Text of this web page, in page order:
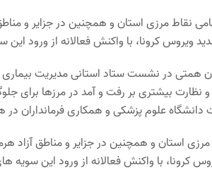
نقاط مرزی استان و همچنین در جزایر و
کرونا، با واکنش فعالانه از ورود
در نشست ستاد استانی مدیریت بیماری
نظارت بیشتری بر رفت و آمد در مرزها برای
دانشگاه علوم پزشکی و همکاری فرمانداران
استان و همچنین در جزایر و مناطق
کرونا، با واکنش فعالانه از ورود این